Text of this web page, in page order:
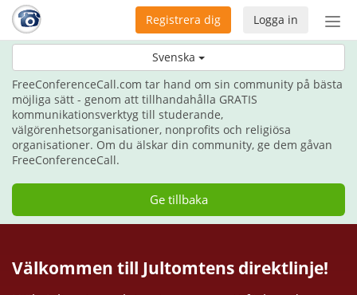
Svenska
Logga in
Registrera dig
Ge kommunikation i julklapp i år.
FreeConferenceCall.com tar hand om sin community på bästa
möjliga sätt - genom att tillhandahålla GRATIS
kommunikationsverktyg till studerande,
välgörenhetsorganisationer, nonprofits och religiösa
organisationer. Om du älskar din community, ge dem gåvan
FreeConferenceCall.
Ge tillbaka
Välkommen till Jultomtens direktlinje!